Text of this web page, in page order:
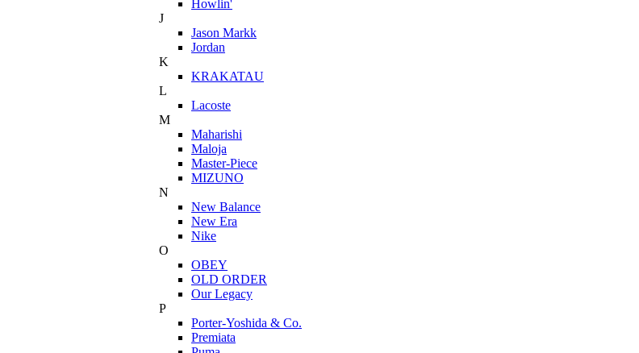
Howlin'
J
Jason Markk
Jordan
K
KRAKATAU
L
Lacoste
M
Maharishi
Maloja
Master-Piece
MIZUNO
N
New Balance
New Era
Nike
O
OBEY
OLD ORDER
Our Legacy
P
Porter-Yoshida & Co.
Premiata